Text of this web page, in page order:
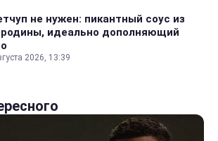
не нужен: пикантный соус из
идеально дополняющий
2026, 13:39